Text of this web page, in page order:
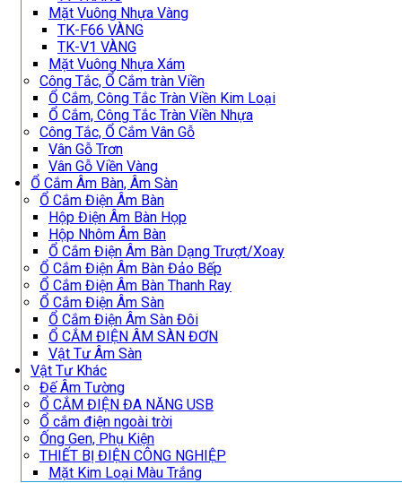
Mặt Vuông Nhựa Vàng
TK-F66 VÀNG
TK-V1 VÀNG
Mặt Vuông Nhựa Xám
Công Tắc, Ổ Cắm tràn Viền
Ổ Cắm, Công Tắc Tràn Viền Kim Loại
Ổ Cắm, Công Tắc Tràn Viền Nhựa
Công Tắc, Ổ Cắm Vân Gỗ
Vân Gỗ Trơn
Vân Gỗ Viền Vàng
Ổ Cắm Âm Bàn, Âm Sàn
Ổ Cắm Điện Âm Bàn
Hộp Điện Âm Bàn Họp
Hộp Nhôm Âm Bàn
Ổ Cắm Điện Âm Bàn Dạng Trượt/Xoay
Ổ Cắm Điện Âm Bàn Đảo Bếp
Ổ Cắm Điện Âm Bàn Thanh Ray
Ổ Cắm Điện Âm Sàn
Ổ Cắm Điện Âm Sàn Đôi
Ổ CẮM ĐIỆN ÂM SÀN ĐƠN
Vật Tư Âm Sàn
Vật Tư Khác
Đế Âm Tường
Ổ CẮM ĐIỆN ĐA NĂNG USB
Ổ cắm điện ngoài trời
Ống Gen, Phụ Kiện
THIẾT BỊ ĐIỆN CÔNG NGHIỆP
Mặt Kim Loại Màu Trắng